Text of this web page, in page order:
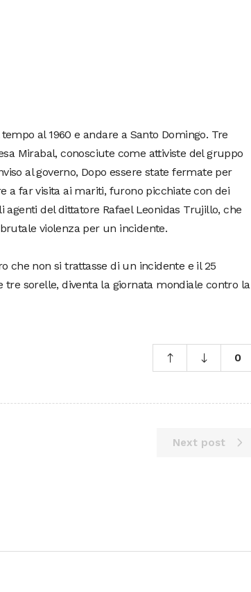
al 1960 e andare a Santo Domingo. Tre
Mirabal, conosciute come attiviste del gruppo
al governo, Dopo essere state fermate per
a far visita ai mariti, furono picchiate con dei
del dittatore Rafael Leonidas Trujillo, che
violenza per un incidente.
che non si trattasse di un incidente e il 25
tre sorelle, diventa la giornata mondiale contro la
0
Next post